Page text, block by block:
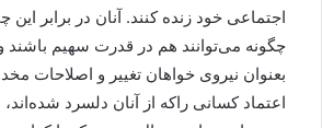
اجتماعی خود زنده کنند. آنان در برابر این
چگونه می‌توانند هم در قدرت سهیم باشند
بعنوان نیروی خواهان تغییر و اصلاحات
اعتماد کسانی راکه از آنان دلسرد شده‌اند،